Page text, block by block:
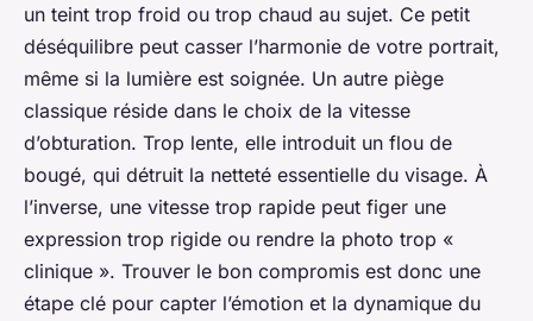
un teint trop froid ou trop chaud au sujet. Ce petit
déséquilibre peut casser l’harmonie de votre portrait,
même si la lumière est soignée. Un autre piège
classique réside dans le choix de la vitesse
d’obturation. Trop lente, elle introduit un flou de
bougé, qui détruit la netteté essentielle du visage. À
l’inverse, une vitesse trop rapide peut figer une
expression trop rigide ou rendre la photo trop «
clinique ». Trouver le bon compromis est donc une
étape clé pour capter l’émotion et la dynamique du